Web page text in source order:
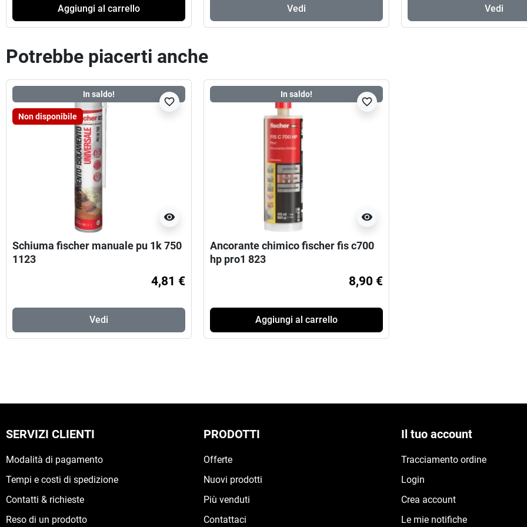
Aggiungi al carrello Vedi Vedi
Potrebbe piacerti anche
In saldo!
Non disponibile
visibility
favorite_border
Schiuma fischer manuale pu 1k 750
1123
4,81 €
Vedi
In saldo!
visibility
favorite_border
Ancorante chimico fischer fis c700
hp pro1 823
8,90 €
Aggiungi al carrello
SERVIZI CLIENTI
Modalità di pagamento
Tempi e costi di spedizione
Contatti & richieste
Reso di un prodotto
PRODOTTI
Offerte
Nuovi prodotti
Più venduti
Contattaci
Il tuo account
Tracciamento ordine
Login
Crea account
Le mie notifiche